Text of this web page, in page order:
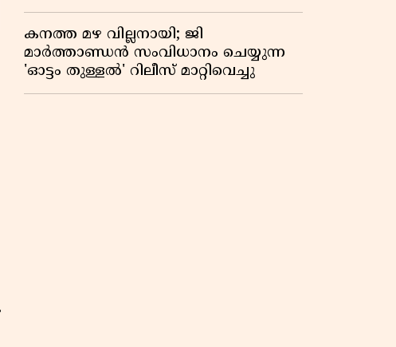
കനത്ത മഴ വില്ലനായി; ജി
മാർത്താണ്ഡൻ സംവിധാനം ചെയ്യുന്ന
'ഓട്ടം തുള്ളൽ' റിലീസ് മാറ്റിവെച്ചു